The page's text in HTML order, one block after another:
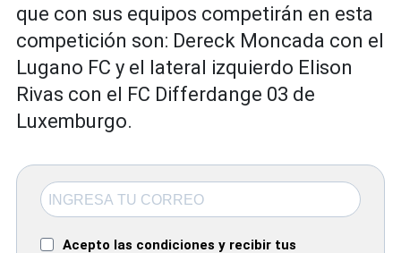
que con sus equipos competirán en esta
competición son: Dereck Moncada con el
Lugano FC y el lateral izquierdo Elison
Rivas con el FC Differdange 03 de
Luxemburgo.
Acepto las condiciones y recibir tus